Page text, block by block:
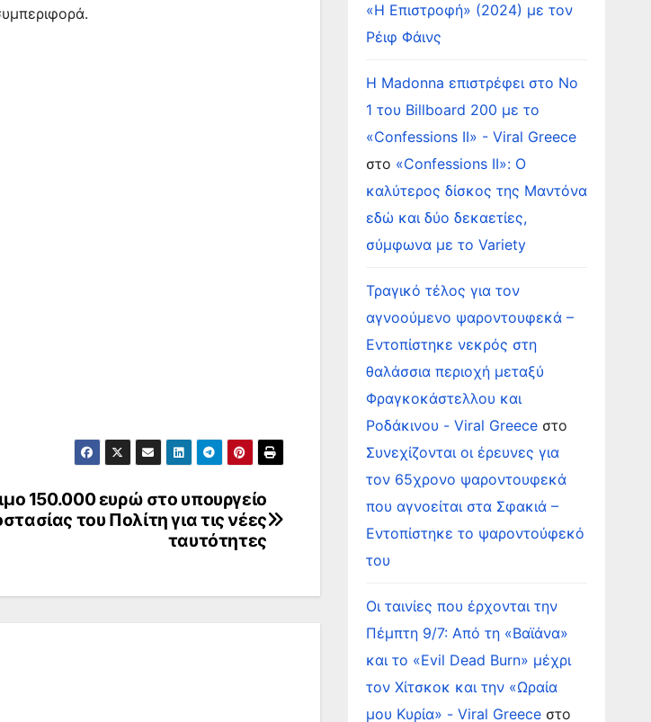
150.000 ευρώ στο υπουργείο
του Πολίτη για τις νέες
ταυτότητες
«Η Επιστροφή» (2024) με τον
Ρέιφ Φάινς
Η Madonna επιστρέφει στο Νο
1 του Billboard 200 με το
«Confessions II» - Viral Greece
στο «Confessions II»: Ο
καλύτερος δίσκος της Μαντόνα
εδώ και δύο δεκαετίες,
σύμφωνα με το Variety
Τραγικό τέλος για τον
αγνοούμενο ψαροντουφεκά –
Εντοπίστηκε νεκρός στη
θαλάσσια περιοχή μεταξύ
Φραγκοκάστελλου και
Ροδάκινου - Viral Greeceστο
Συνεχίζονται οι έρευνες για
τον 65χρονο ψαροντουφεκά
που αγνοείται στα Σφακιά –
Εντοπίστηκε το ψαροντούφεκό
του
Οι ταινίες που έρχονται την
Πέμπτη 9/7: Από τη «Βαϊάνα»
και το «Evil Dead Burn» μέχρι
τον Χίτσκοκ και την «Ωραία
μου Κυρία» - Viral Greeceστο